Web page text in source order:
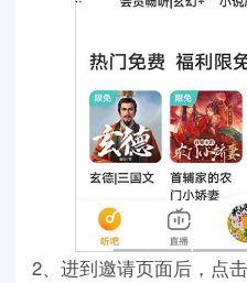
2、进到邀请页面后，点